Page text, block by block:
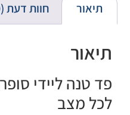
תיאור חוות דעת (0)
תיאור
פד טנה ליידי
לכל מצב